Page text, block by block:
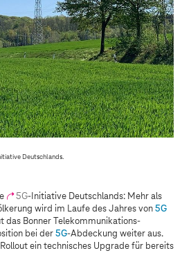
Deutschlands.
5G-Initiative Deutschlands: Mehr als
wird im Laufe des Jahres von 5G
das Bonner Telekommunikations-
bei der 5G-Abdeckung weiter aus.
ein technisches Upgrade für bereits